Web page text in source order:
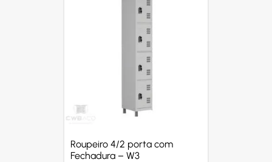
Roupeiro 4/2 porta com
Fechadura – W3